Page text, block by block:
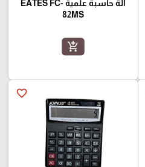
الة حاسبة علمية EATES FC-
82MS
add_shopping_cart
favorite_border